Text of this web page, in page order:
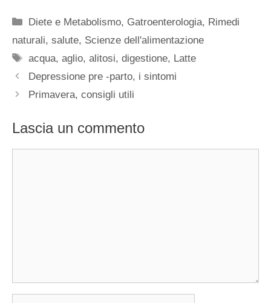
Categorie
Diete e Metabolismo, Gatroenterologia, Rimedi
naturali, salute, Scienze dell'alimentazione
Tag
acqua,aglio,alitosi,digestione, Latte
Depressione pre -parto, i sintomi
Primavera, consigli utili
Lascia un commento